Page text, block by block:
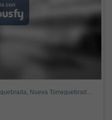
con
Bajo en Según Catastro URB. Torrequebrada, Nueva Torrequebrada, Benalmádena